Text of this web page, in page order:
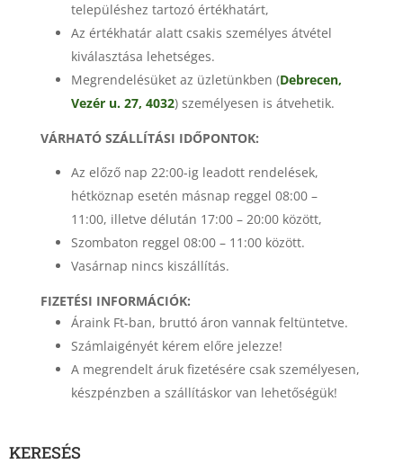
településhez tartozó értékhatárt,
Az értékhatár alatt csakis személyes átvétel
kiválasztása lehetséges.
Megrendelésüket az üzletünkben (Debrecen,
Vezér u. 27, 4032) személyesen is átvehetik.
VÁRHATÓ SZÁLLÍTÁSI IDŐPONTOK:
Az előző nap 22:00-ig leadott rendelések,
hétköznap esetén másnap reggel 08:00 –
11:00, illetve délután 17:00 – 20:00 között,
Szombaton reggel 08:00 – 11:00 között.
Vasárnap nincs kiszállítás.
FIZETÉSI INFORMÁCIÓK:
Áraink Ft-ban, bruttó áron vannak feltüntetve.
Számlaigényét kérem előre jelezze!
A megrendelt áruk fizetésére csak személyesen,
készpénzben a szállításkor van lehetőségük!
KERESÉS